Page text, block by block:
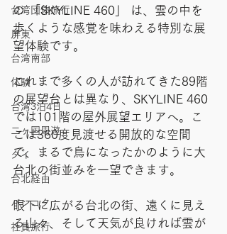
台湾団体旅行
屏東
台湾南部
体験
台湾3泊4日
二ヶ国周遊
タイ
台北経由
バンコク
社員旅行
の 「SKYLINE 460」 は、雲の中を
歩くような感覚を味わえる特別な展
望体験です。
これまで多くの人が訪れてきた89階
の展望台とは異なり、SKYLINE 460
では101階の屋外展望エリアへ。こ
こは360度見渡せる開放的な空間
で、まるで鳥になったかのように大
台北の街並みを一望できます。
眼下に広がる台北の街、遠くに見え
る山々、そして天気が良ければ雲が